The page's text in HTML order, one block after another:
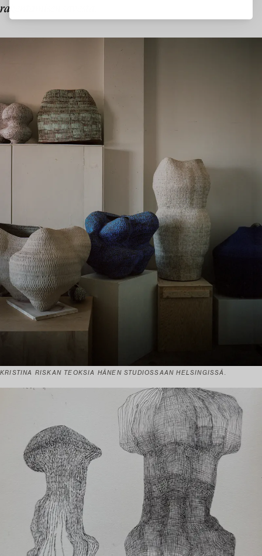
rakentamisen savesta.
KRISTINA RISKAN TEOKSIA HÄNEN STUDIOSSAAN HELSINGISSÄ.